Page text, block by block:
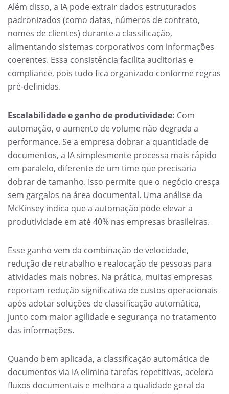
Além disso, a IA pode extrair dados estruturados
padronizados (como datas, números de contrato,
nomes de clientes) durante a classificação,
alimentando sistemas corporativos com informações
coerentes. Essa consistência facilita auditorias e
compliance, pois tudo fica organizado conforme regras
pré-definidas.
Escalabilidade e ganho de produtividade: Com
automação, o aumento de volume não degrada a
performance. Se a empresa dobrar a quantidade de
documentos, a IA simplesmente processa mais rápido
em paralelo, diferente de um time que precisaria
dobrar de tamanho. Isso permite que o negócio cresça
sem gargalos na área documental. Uma análise da
McKinsey indica que a automação pode elevar a
produtividade em até 40% nas empresas brasileiras.
Esse ganho vem da combinação de velocidade,
redução de retrabalho e realocação de pessoas para
atividades mais nobres. Na prática, muitas empresas
reportam redução significativa de custos operacionais
após adotar soluções de classificação automática,
junto com maior agilidade e segurança no tratamento
das informações.
Quando bem aplicada, a classificação automática de
documentos via IA elimina tarefas repetitivas, acelera
fluxos documentais e melhora a qualidade geral da